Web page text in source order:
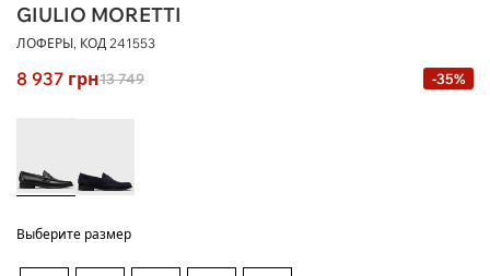
GIULIO MORETTI
ЛОФЕРЫ, КОД 241553
8 937 грн13 749 -35%
Выберите размер